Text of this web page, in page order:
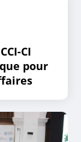
CI
pour